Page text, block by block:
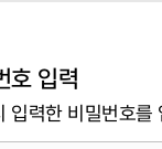
호 입력
입력한 비밀번호를